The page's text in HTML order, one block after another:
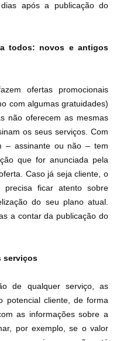
após a publicação do
todos: novos e antigos
ofertas promocionais
com algumas gratuidades)
não oferecem as mesmas
os seus serviços. Com
– assinante ou não – tem
que for anunciada pela
Caso já seja cliente, o
ficar atento sobre
do seu plano atual.
a contar da publicação do
serviços
de qualquer serviço, as
potencial cliente, de forma
as informações sobre a
por exemplo, se o valor